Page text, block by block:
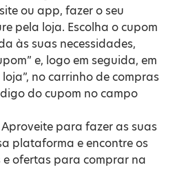
ou app, fazer o seu
pela loja. Escolha o cupom
às suas necessidades,
e, logo em seguida, em
no carrinho de compras
do cupom no campo
para fazer as suas
plataforma e encontre os
e ofertas para comprar na